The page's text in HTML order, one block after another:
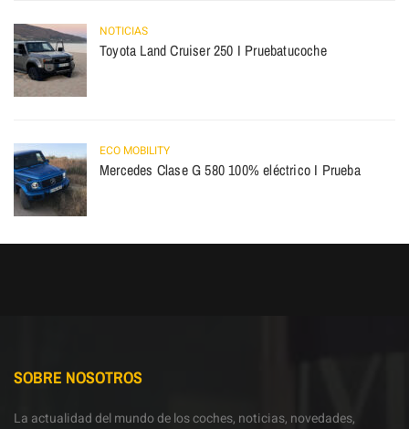
NOTICIAS
Toyota Land Cruiser 250 I Pruebatucoche
ECO MOBILITY
Mercedes Clase G 580 100% eléctrico I Prueba
SOBRE NOSOTROS
La actualidad del mundo de los coches, noticias, novedades,